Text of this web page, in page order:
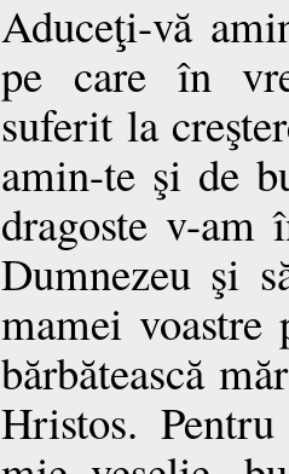
Aduceţi-vă
pe care în
suferit la
amin-te şi de
dragoste v-am
Dumnezeu şi
mamei voastre
bărbătească
Hristos.